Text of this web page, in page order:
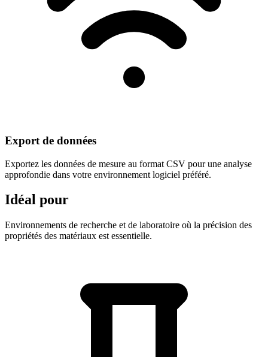
Export de données
Exportez les données de mesure au format CSV pour une analyse
approfondie dans votre environnement logiciel préféré.
Idéal pour
Environnements de recherche et de laboratoire où la précision des
propriétés des matériaux est essentielle.